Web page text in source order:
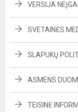
VERSIJA
SVETAINĖS
SLAPUKŲ
ASMENS
TEISINĖ